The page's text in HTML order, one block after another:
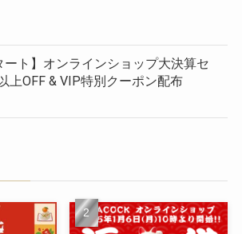
ート】オンラインショップ大決算セ
上OFF & VIP特別クーポン配布